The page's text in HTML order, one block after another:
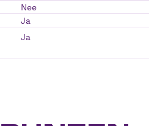
Nee
Ja
Ja